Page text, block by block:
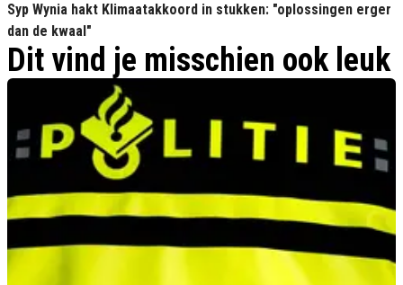
Syp Wynia hakt Klimaatakkoord in stukken: "oplossingen erger
dan de kwaal"
Dit vind je misschien ook leuk